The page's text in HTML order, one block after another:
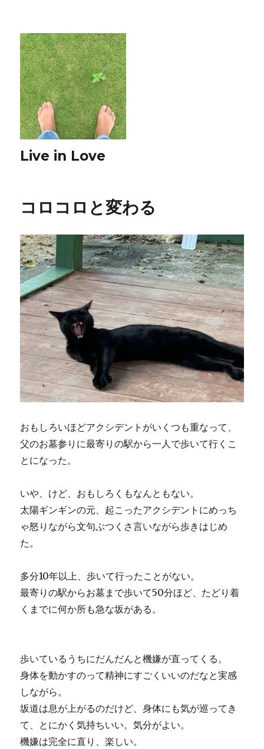
Live in Love
コロコロと変わる
おもしろいほどアクシデントがいくつも重なって、
父のお墓参りに最寄りの駅から一人で歩いて行くこ
とになった。
いや、けど、おもしろくもなんともない。
太陽ギンギンの元、起こったアクシデントにめっち
ゃ怒りながら文句ぶつくさ言いながら歩きはじめ
た。
多分10年以上、歩いて行ったことがない。
最寄りの駅からお墓まで歩いて50分ほど、たどり着
くまでに何か所も急な坂がある。
歩いているうちにだんだんと機嫌が直ってくる。
身体を動かすのって精神にすごくいいのだなと実感
しながら。
坂道は息が上がるのだけど、身体にも気が巡ってき
て、とにかく気持ちいい。気分がよい。
機嫌は完全に直り、楽しい。